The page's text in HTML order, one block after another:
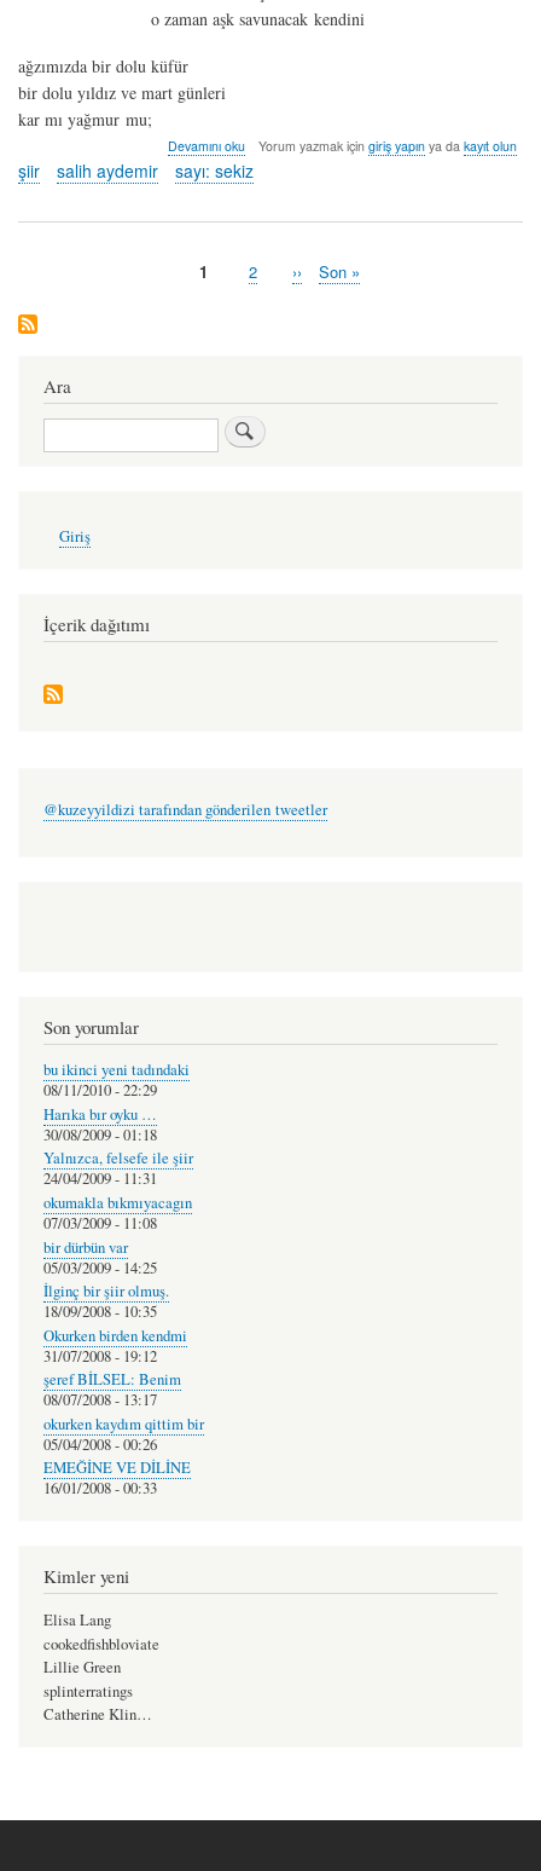
o zaman aşk savunacak kendini
ağzımızda bir dolu küfür
bir dolu yıldız ve mart günleri
kar mı yağmur mu;
(h)iç
aydemir
Devamını oku Yorum yazmak için giriş yapınya da kayıt olun
şiir salih aydemir sayı: sekiz
Şu
1 Sayfa
2
Sonraki
››
Last
Son »
Ara
Ara
account
Giriş
İçerik dağıtımı
@kuzeyyildizi tarafından gönderilen tweetler
Son yorumlar
bu ikinci yeni tadındaki
08/11/2010 - 22:29
Harıka bır oyku …
30/08/2009 - 01:18
Yalnızca, felsefe ile şiir
24/04/2009 - 11:31
okumakla bıkmıyacagın
07/03/2009 - 11:08
bir dürbün var
05/03/2009 - 14:25
İlginç bir şiir olmuş.
18/09/2008 - 10:35
Okurken birden kendmi
31/07/2008 - 19:12
şeref BİLSEL: Benim
08/07/2008 - 13:17
okurken kaydım qittim bir
05/04/2008 - 00:26
EMEĞİNE VE DİLİNE
16/01/2008 - 00:33
Kimler yeni
Elisa Lang
cookedfishbloviate
Lillie Green
splinterratings
Catherine Klin…